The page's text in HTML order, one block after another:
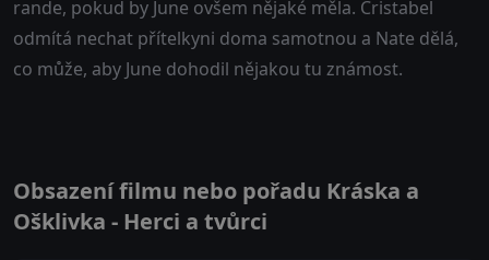
rande, pokud by June ovšem nějaké měla. Cristabel
odmítá nechat přítelkyni doma samotnou a Nate dělá,
co může, aby June dohodil nějakou tu známost.
Obsazení filmu nebo pořadu Kráska a
Ošklivka - Herci a tvůrci